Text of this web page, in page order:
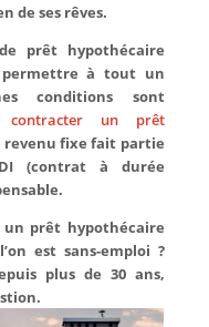
de ses rêves.
prêt hypothécaire
permettre à tout un
conditions sont
contracter un prêt
revenu fixe fait partie
(contrat à durée
prêt hypothécaire
est sans-emploi ?
plus de 30 ans,